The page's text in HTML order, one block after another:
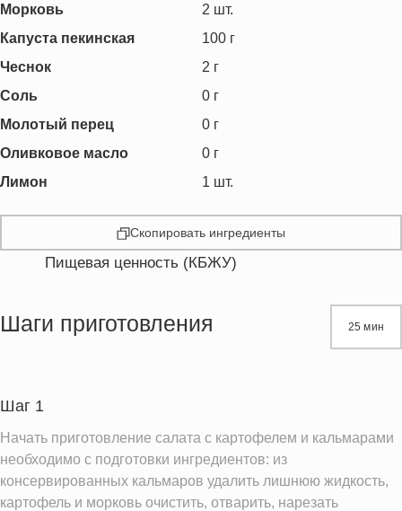
Морковь
2 шт.
Капуста пекинская
100 г
Чеснок
2 г
Соль
0 г
Молотый перец
0 г
Оливковое масло
0 г
Лимон
1 шт.
Скопировать ингредиенты
Пищевая ценность (КБЖУ)
Жиры
Пищевые волокна
Натрий
Кальций
217.4 мг
Железо
6.8 мг
Шаги приготовления 25 мин
Шаг 1
Начать приготовление салата с картофелем и кальмарами
необходимо с подготовки ингредиентов: из
консервированных кальмаров удалить лишнюю жидкость,
картофель и морковь очистить, отварить, нарезать